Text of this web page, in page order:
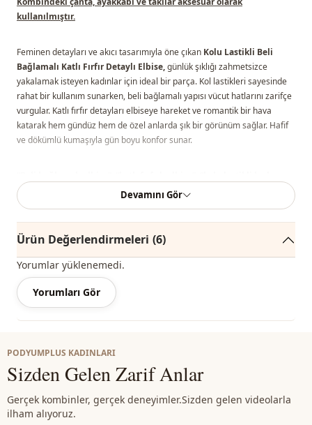
kullanılmıştır.
Feminen detayları ve akıcı tasarımıyla öne çıkan Kolu Lastikli Beli
Bağlamalı Katlı Fırfır Detaylı Elbise,günlük şıklığı zahmetsizce
yakalamak isteyen kadınlar için ideal bir parça. Kol lastikleri sayesinde
rahat bir kullanım sunarken, beli bağlamalı yapısı vücut hatlarını zarifçe
vurgular. Katlı fırfır detayları elbiseye hareket ve romantik bir hava
katarak hem gündüz hem de özel anlarda şık bir görünüm sağlar. Hafif
ve dökümlü kumaşıyla gün boyu konfor sunar.
elbise”, “günlük şık elbise”gibi adlandırılabilir.
Oversize kalıptır. Beli bağlamalı yapısı sayesinde vücuda
göre ayarlanabilir, rahat ve dökümlü bir kullanım sunar.
Not:Ürünün renginde konsept çekimlerinden dolayı ton farklılığı olabilir.
Yıkama:30 derecede yıkayınız.
Yaka Bisiklet yaka
Mevsi̇m Yazlık
Devamını Gör
Ürün Değerlendirmeleri (6)
Yorumlar yüklenemedi.
Yorumları Gör
PODYUMPLUS KADINLARI
Sizden Gelen Zarif Anlar
Gerçek kombinler, gerçek deneyimler.Sizden gelen videolarla
ilham alıyoruz.